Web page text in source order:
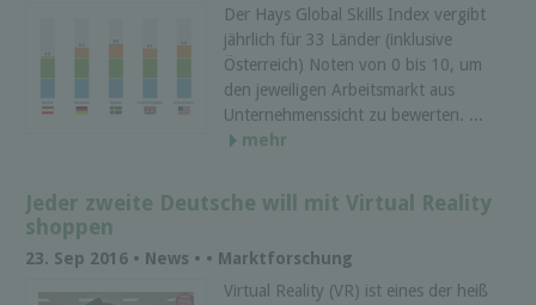
Der Hays Global Skills Index vergibt
jährlich für 33 Länder (inklusive
Österreich) Noten von 0 bis 10, um
den jeweiligen Arbeitsmarkt aus
Unternehmenssicht zu bewerten. ...
mehr
Jeder zweite Deutsche will mit Virtual Reality
shoppen
23. Sep 2016 • News • • Marktforschung
Virtual Reality (VR) ist eines der heiß